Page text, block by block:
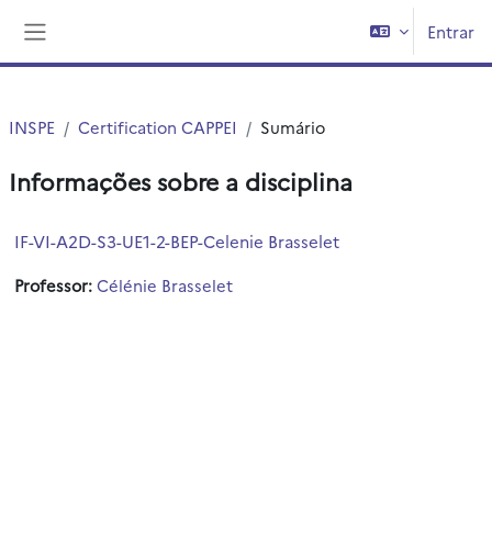
Entrar
INSPE Certification CAPPEI Sumário
Informações sobre a disciplina
IF-VI-A2D-S3-UE1-2-BEP-Celenie Brasselet
Professor:Célénie Brasselet